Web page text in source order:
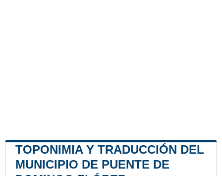
TOPONIMIA Y TRADUCCIÓN DEL
MUNICIPIO DE PUENTE DE